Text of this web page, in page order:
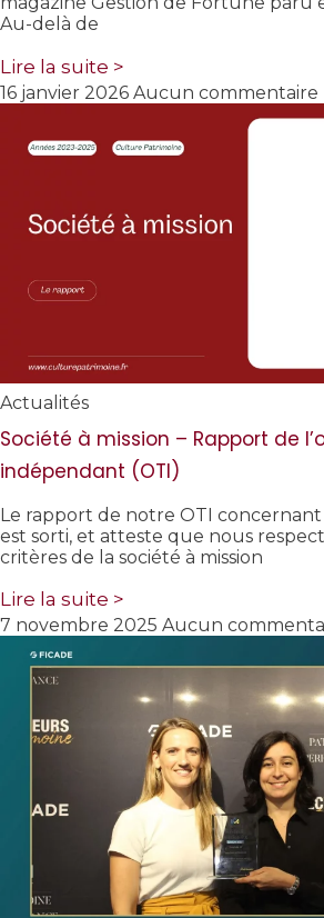
Au-delà de
Lire la suite >
16 janvier 2026 Aucun commentaire
Actualités
Société à mission – Rapport de
indépendant (OTI)
Le rapport de notre OTI concernant
est sorti, et atteste que nous
critères de la société à mission
Lire la suite >
7 novembre 2025 Aucun